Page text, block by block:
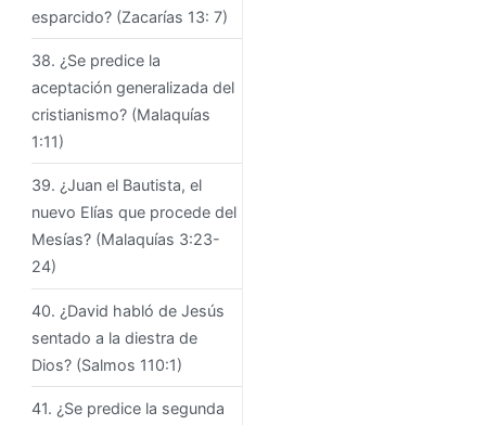
esparcido? (Zacarías 13: 7)
38. ¿Se predice la
aceptación generalizada del
cristianismo? (Malaquías
1:11)
39. ¿Juan el Bautista, el
nuevo Elías que procede del
Mesías? (Malaquías 3:23-
24)
40. ¿David habló de Jesús
sentado a la diestra de
Dios? (Salmos 110:1)
41. ¿Se predice la segunda